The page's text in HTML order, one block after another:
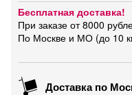
Бесплатная доставка!
При заказе от 8000
По Москве и МО (до 10
Доставка по